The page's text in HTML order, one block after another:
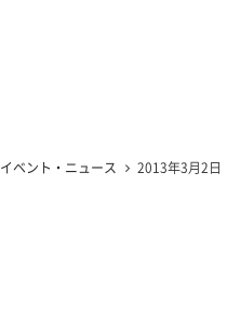
イベント・ニュース 2013年3月2